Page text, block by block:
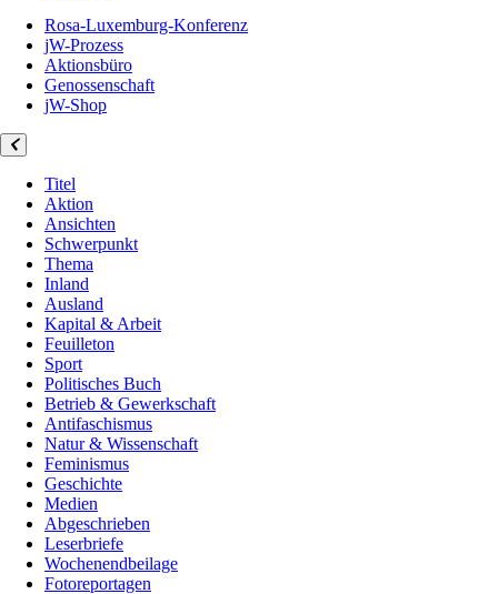
Rosa-Luxemburg-Konferenz
jW-Prozess
Aktionsbüro
Genossenschaft
jW-Shop
Titel
Aktion
Ansichten
Schwerpunkt
Thema
Inland
Ausland
Kapital & Arbeit
Feuilleton
Sport
Politisches Buch
Betrieb & Gewerkschaft
Antifaschismus
Natur & Wissenschaft
Feminismus
Geschichte
Medien
Abgeschrieben
Leserbriefe
Wochenendbeilage
Fotoreportagen